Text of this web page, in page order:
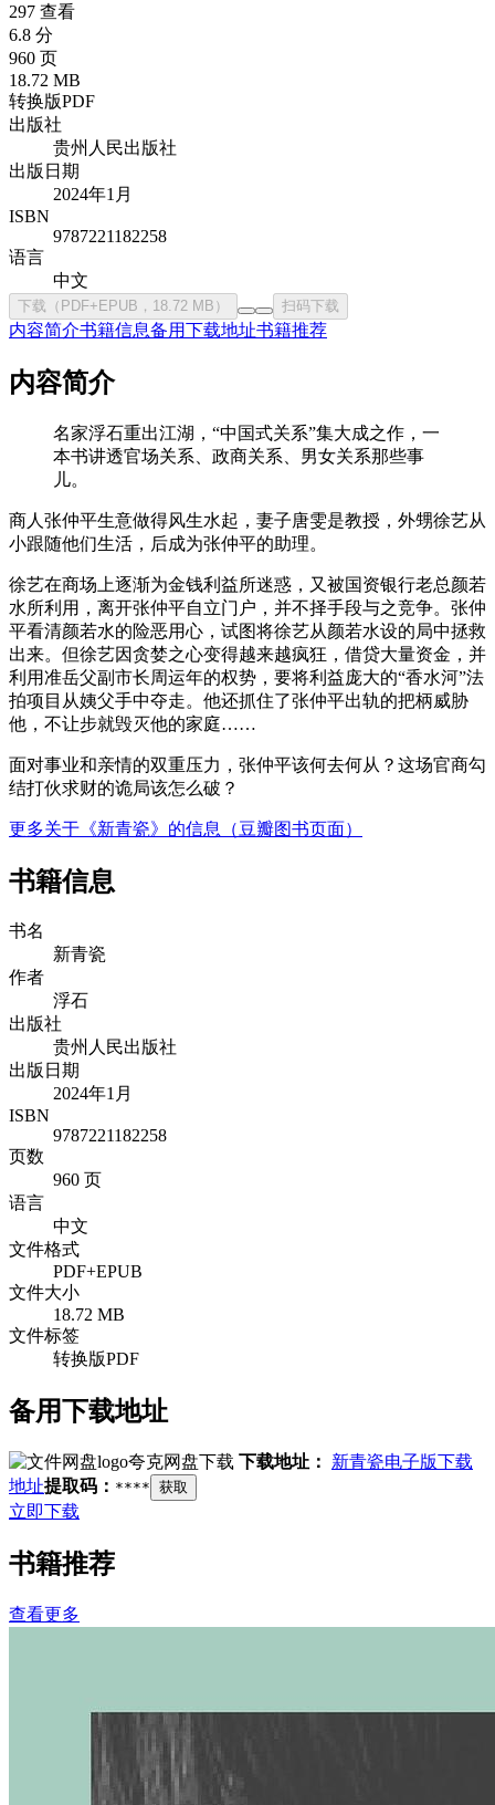
297 查看
6.8 分
960 页
18.72 MB
转换版PDF
出版社
贵州人民出版社
出版日期
2024年1月
ISBN
9787221182258
语言
中文
下载（PDF+EPUB，18.72 MB） 扫码下载
内容简介书籍信息备用下载地址书籍推荐
内容简介
名家浮石重出江湖，“中国式关系”集大成之作，一
本书讲透官场关系、政商关系、男女关系那些事
儿。
商人张仲平生意做得风生水起，妻子唐雯是教授，外甥徐艺从
小跟随他们生活，后成为张仲平的助理。
徐艺在商场上逐渐为金钱利益所迷惑，又被国资银行老总颜若
水所利用，离开张仲平自立门户，并不择手段与之竞争。张仲
平看清颜若水的险恶用心，试图将徐艺从颜若水设的局中拯救
出来。但徐艺因贪婪之心变得越来越疯狂，借贷大量资金，并
利用准岳父副市长周运年的权势，要将利益庞大的“香水河”法
拍项目从姨父手中夺走。他还抓住了张仲平出轨的把柄威胁
他，不让步就毁灭他的家庭……
面对事业和亲情的双重压力，张仲平该何去何从？这场官商勾
结打伙求财的诡局该怎么破？
更多关于《新青瓷》的信息（豆瓣图书页面）
书籍信息
书名
新青瓷
作者
浮石
出版社
贵州人民出版社
出版日期
2024年1月
ISBN
9787221182258
页数
960 页
语言
中文
文件格式
PDF+EPUB
文件大小
18.72 MB
文件标签
转换版PDF
备用下载地址
夸克网盘下载 下载地址： 新青瓷电子版下载
地址提取码： **** 获取
立即下载
书籍推荐
查看更多